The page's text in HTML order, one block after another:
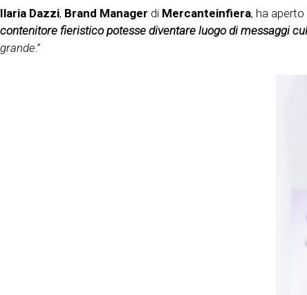
Ilaria Dazzi, Brand Manager di Mercanteinfiera, ha
contenitore fieristico potesse diventare luogo di messaggi
grande.”